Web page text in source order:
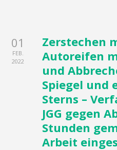
01
FEB.
2022
Zerstechen
Autoreifen
und
Spiegel und
Sterns –
JGG gegen
Stunden
Arbeit